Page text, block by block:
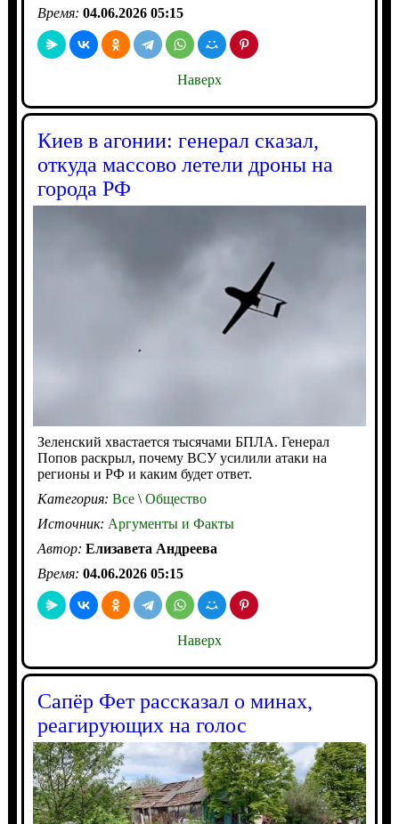
Время: 04.06.2026 05:15
Наверх
Киев в агонии: генерал сказал,
откуда массово летели дроны на
города РФ
Зеленский хвастается тысячами БПЛА. Генерал
Попов раскрыл, почему ВСУ усилили атаки на
регионы и РФ и каким будет ответ.
Категория: Все\Общество
Источник: Аргументы и Факты
Автор: Елизавета Андреева
Время: 04.06.2026 05:15
Наверх
Сапёр Фет рассказал о минах,
реагирующих на голос